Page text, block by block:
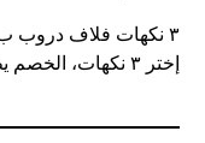
٣ نكهات فلاف دروب ب ٦٦ درهم فقط
إختر ٣ نكهات، الخصم يطبق على السلة